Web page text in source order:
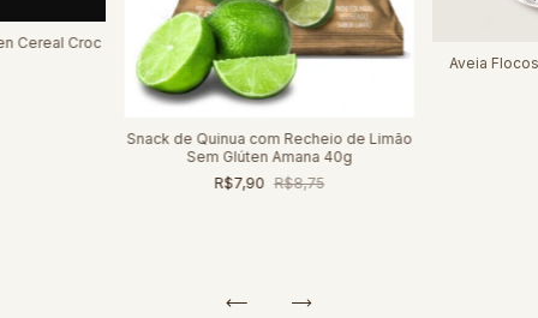
Cereal Croc
Snack de Quinua com Recheio de Limão
Sem Glúten Amana 40g
R$7,90 R$8,75
Aveia